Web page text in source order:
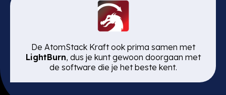
De AtomStack Kraft ook prima samen met
LightBurn, dus je kunt gewoon doorgaan met
de software die je het beste kent.